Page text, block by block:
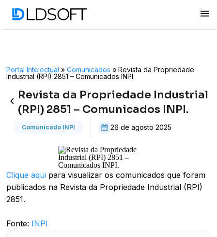
menu
Portal Intelectual » Comunicados » Revista da Propriedade
Industrial (RPI) 2851 – Comunicados INPI.
keyboard_arrow_left Revista da Propriedade Industrial
(RPI) 2851 – Comunicados INPI.
Comunicado INPI 26 de agosto 2025
Clique aquipara visualizar os comunicados que foram
publicados na Revista da Propriedade Industrial (RPI)
2851.
Fonte: INPI